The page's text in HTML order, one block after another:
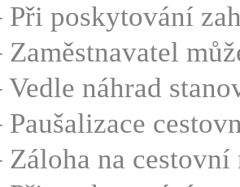
Při poskytování
Zaměstnavatel
Vedle náhrad
Paušalizace
Záloha na cestovní